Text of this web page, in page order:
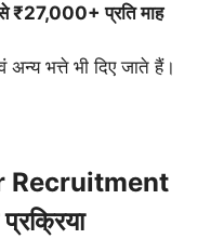
प्रति माह
भत्ते भी दिए जाते हैं।
Recruitment